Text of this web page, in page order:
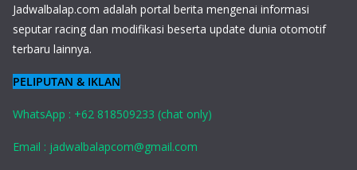
Jadwalbalap.com adalah portal berita mengenai informasi
seputar racing dan modifikasi beserta update dunia otomotif
terbaru lainnya.
PELIPUTAN & IKLAN
WhatsApp : +62 818509233 (chat only)
Email : jadwalbalapcom@gmail.com